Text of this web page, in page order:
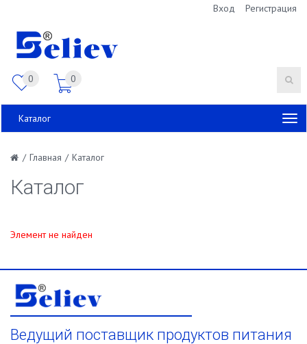
Вход Регистрация
0 0
Каталог
/ Главная / Каталог
Каталог
Элемент не найден
Ведущий поставщик продуктов питания